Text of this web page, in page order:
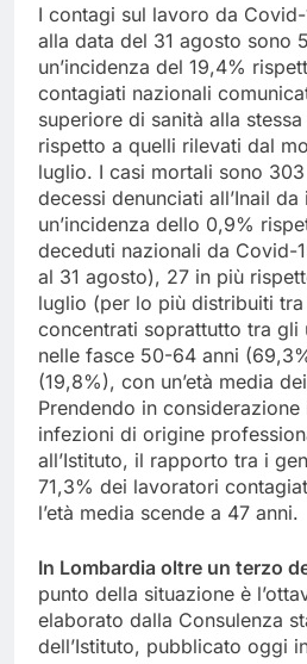
I contagi sul lavoro da Covid-
alla data del 31 agosto sono
un’incidenza del 19,4%
contagiati nazionali
superiore di sanità alla
rispetto a quelli rilevati dal
luglio. I casi mortali sono
decessi denunciati all’Inail
un’incidenza dello 0,9%
deceduti nazionali da Covid-
al 31 agosto), 27 in più
luglio (per lo più distribuiti
concentrati soprattutto tra
nelle fasce 50-64 anni
(19,8%), con un’età media
Prendendo in
infezioni di origine
all’Istituto, il rapporto tra i
71,3% dei lavoratori
l’età media scende a 47 anni.
In Lombardia oltre un terzo
punto della situazione è
elaborato dalla Consulenza
dell’Istituto, pubblicato oggi